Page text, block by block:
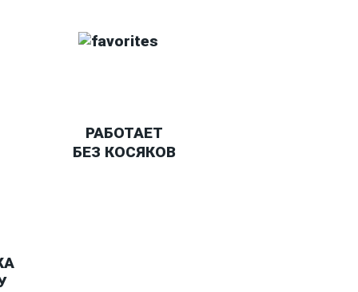
РАБОТАЕТ
БЕЗ КОСЯКОВ